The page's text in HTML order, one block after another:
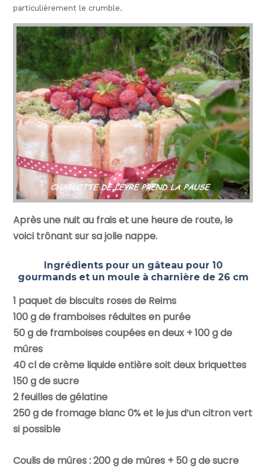
particulièrement le crumble.
Après une nuit au frais et une heure de route, le
voici trônant sur sa jolie nappe.
Ingrédients pour un gâteau pour 10
gourmands et un moule à charnière de 26 cm
1 paquet de biscuits roses de Reims
100 g de framboises réduites en purée
50 g de framboises coupées en deux + 100 g de
mûres
40 cl de crème liquide entière soit deux briquettes
150 g de sucre
2 feuilles de gélatine
250 g de fromage blanc 0% et le jus d’un citron vert
si possible
Coulis de mûres : 200 g de mûres + 50 g de sucre